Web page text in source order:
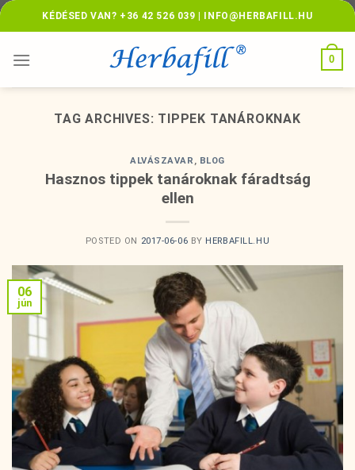
Skip
to
KÉDÉSED VAN? +36 42 526 039 | INFO@HERBAFILL.HU
0
TAG ARCHIVES: TIPPEK TANÁROKNAK
ALVÁSZAVAR , BLOG
Hasznos tippek tanároknak fáradtság
ellen
POSTED ON 2017-06-06 BY HERBAFILL.HU
06
jún